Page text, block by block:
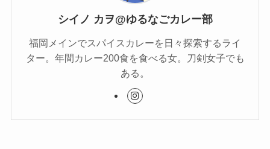
シイノ カヲ@ゆるなごカレー部
福岡メインでスパイスカレーを日々探索するライ
ター。年間カレー200食を食べる女。刀剣女子でも
ある。